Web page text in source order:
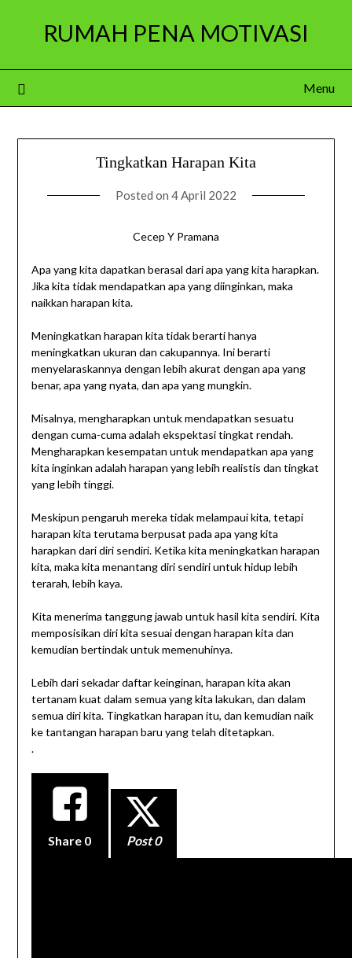
RUMAH PENA MOTIVASI
Menu
Tingkatkan Harapan Kita
Posted on 4 April 2022
Cecep Y Pramana
Apa yang kita dapatkan berasal dari apa yang kita harapkan.
Jika kita tidak mendapatkan apa yang diinginkan, maka
naikkan harapan kita.
Meningkatkan harapan kita tidak berarti hanya
meningkatkan ukuran dan cakupannya. Ini berarti
menyelaraskannya dengan lebih akurat dengan apa yang
benar, apa yang nyata, dan apa yang mungkin.
Misalnya, mengharapkan untuk mendapatkan sesuatu
dengan cuma-cuma adalah ekspektasi tingkat rendah.
Mengharapkan kesempatan untuk mendapatkan apa yang
kita inginkan adalah harapan yang lebih realistis dan tingkat
yang lebih tinggi.
Meskipun pengaruh mereka tidak melampaui kita, tetapi
harapan kita terutama berpusat pada apa yang kita
harapkan dari diri sendiri. Ketika kita meningkatkan harapan
kita, maka kita menantang diri sendiri untuk hidup lebih
terarah, lebih kaya.
Kita menerima tanggung jawab untuk hasil kita sendiri. Kita
memposisikan diri kita sesuai dengan harapan kita dan
kemudian bertindak untuk memenuhinya.
Lebih dari sekadar daftar keinginan, harapan kita akan
tertanam kuat dalam semua yang kita lakukan, dan dalam
semua diri kita. Tingkatkan harapan itu, dan kemudian naik
ke tantangan harapan baru yang telah ditetapkan.
.
Share 0 Post 0